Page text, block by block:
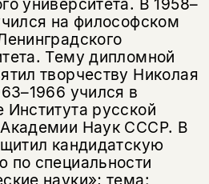
на философском
Тему дипломной
творчеству Николая
учился в
Института русской
Наук СССР. В
кандидатскую
по специальности
науки»; тема:
конфиденциальности
конфиденциальности
18 лет?
да
назад